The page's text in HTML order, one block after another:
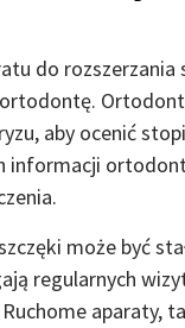
do
aby ocenić
informacji
może być
regularnych
aparaty,